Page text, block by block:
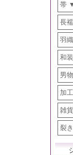
帯
長
羽
和
男物
加
雑
裂